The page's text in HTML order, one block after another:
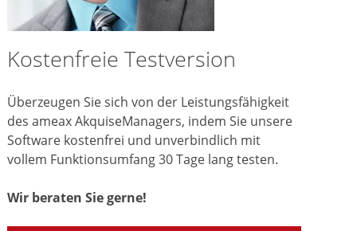
Kostenfreie Testversion
Überzeugen Sie sich von der Leistungsfähigkeit
des ameax AkquiseManagers, indem Sie unsere
Software kostenfrei und unverbindlich mit
vollem Funktionsumfang 30 Tage lang testen.
Wir beraten Sie gerne!